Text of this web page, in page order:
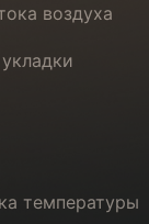
воздуха
температуры